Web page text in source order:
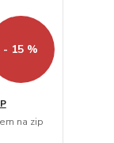
- 15 %
na zip